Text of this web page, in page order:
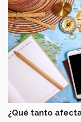
¿Qué tanto